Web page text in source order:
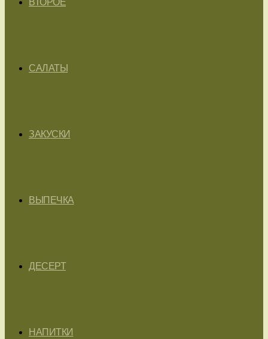
ВТОРОЕ
САЛАТЫ
ЗАКУСКИ
ВЫПЕЧКА
ДЕСЕРТ
НАПИТКИ